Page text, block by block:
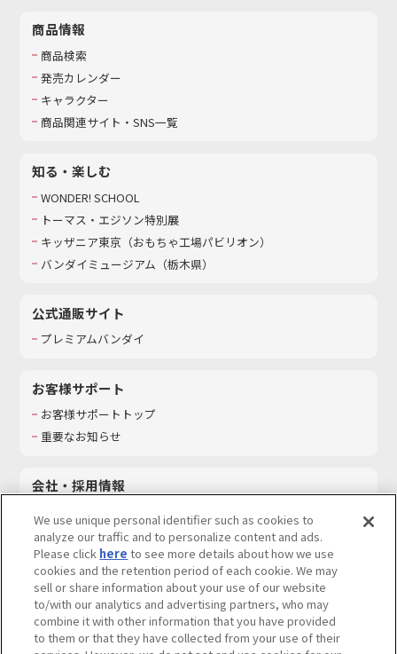
商品情報
商品検索
発売カレンダー
キャラクター
商品関連サイト・SNS一覧
知る・楽しむ
WONDER! SCHOOL
トーマス・エジソン特別展
キッザニア東京（おもちゃ工場パビリオン）​
バンダイミュージアム（栃木県）
公式通販サイト
プレミアムバンダイ
お客様サポート
お客様サポートトップ
重要なお知らせ
会社・採用情報
採用情報
サステナビリティ
お問い合わせ
We use unique personal identifier such as cookies to
analyze our traffic and to personalize content and ads.
Please click here to see more details about how we use
cookies and the retention period of each cookie. We may
sell or share information about your use of our website
to/with our analytics and advertising partners, who may
combine it with other information that you have provided
to them or that they have collected from your use of their